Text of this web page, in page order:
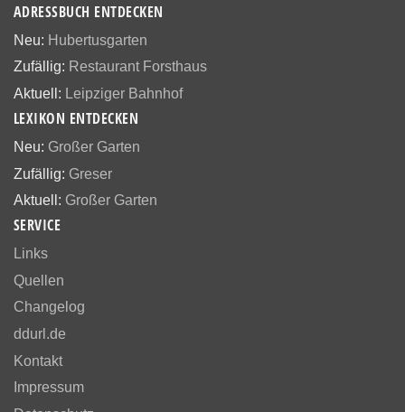
ADRESSBUCH ENTDECKEN
Neu: Hubertusgarten
Zufällig: Restaurant Forsthaus
Aktuell: Leipziger Bahnhof
LEXIKON ENTDECKEN
Neu: Großer Garten
Zufällig: Greser
Aktuell: Großer Garten
SERVICE
Links
Quellen
Changelog
ddurl.de
Kontakt
Impressum